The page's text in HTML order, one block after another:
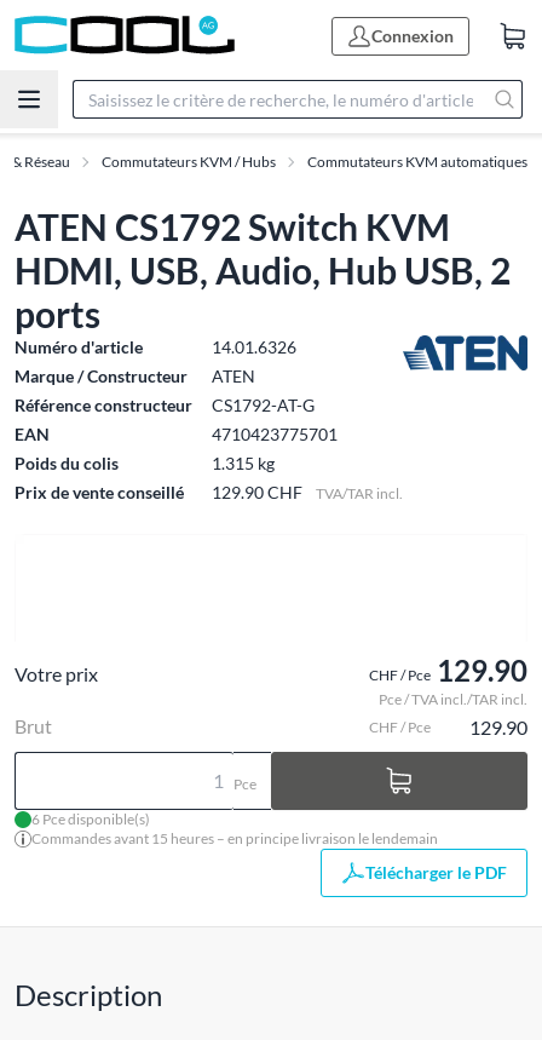
Connexion
& Réseau Commutateurs KVM / Hubs Commutateurs KVM automatiques
ATEN CS1792 Switch KVM
HDMI, USB, Audio, Hub USB, 2
ports
Numéro d'article
14.01.6326
Marque / Constructeur
ATEN
Référence constructeur
CS1792-AT-G
EAN
4710423775701
Poids du colis
1.315 kg
Prix de vente conseillé
129.90 CHF TVA/TAR incl.
Votre prix CHF / Pce 129.90
Pce / TVA incl./TAR incl.
Brut CHF / Pce 129.90
Pce
6 Pce disponible(s)
Commandes avant 15 heures – en principe livraison le lendemain
Télécharger le PDF
Description